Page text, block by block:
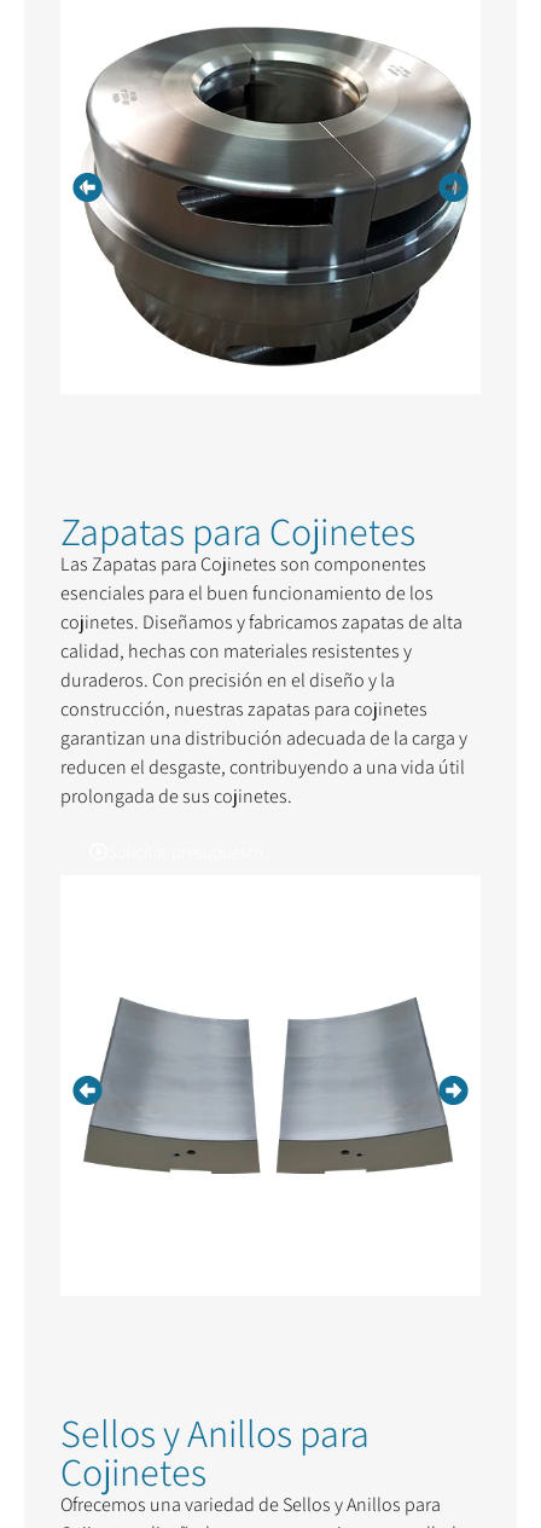
Zapatas para Cojinetes
Las Zapatas para Cojinetes son componentes
esenciales para el buen funcionamiento de los
cojinetes. Diseñamos y fabricamos zapatas de alta
calidad, hechas con materiales resistentes y
duraderos. Con precisión en el diseño y la
construcción, nuestras zapatas para cojinetes
garantizan una distribución adecuada de la carga y
reducen el desgaste, contribuyendo a una vida útil
prolongada de sus cojinetes.
Sellos y Anillos para
Cojinetes
Ofrecemos una variedad de Sellos y Anillos para